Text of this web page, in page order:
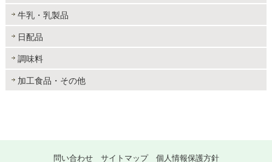
牛乳・乳製品
日配品
調味料
加工食品・その他
問い合わせ サイトマップ 個人情報保護方針